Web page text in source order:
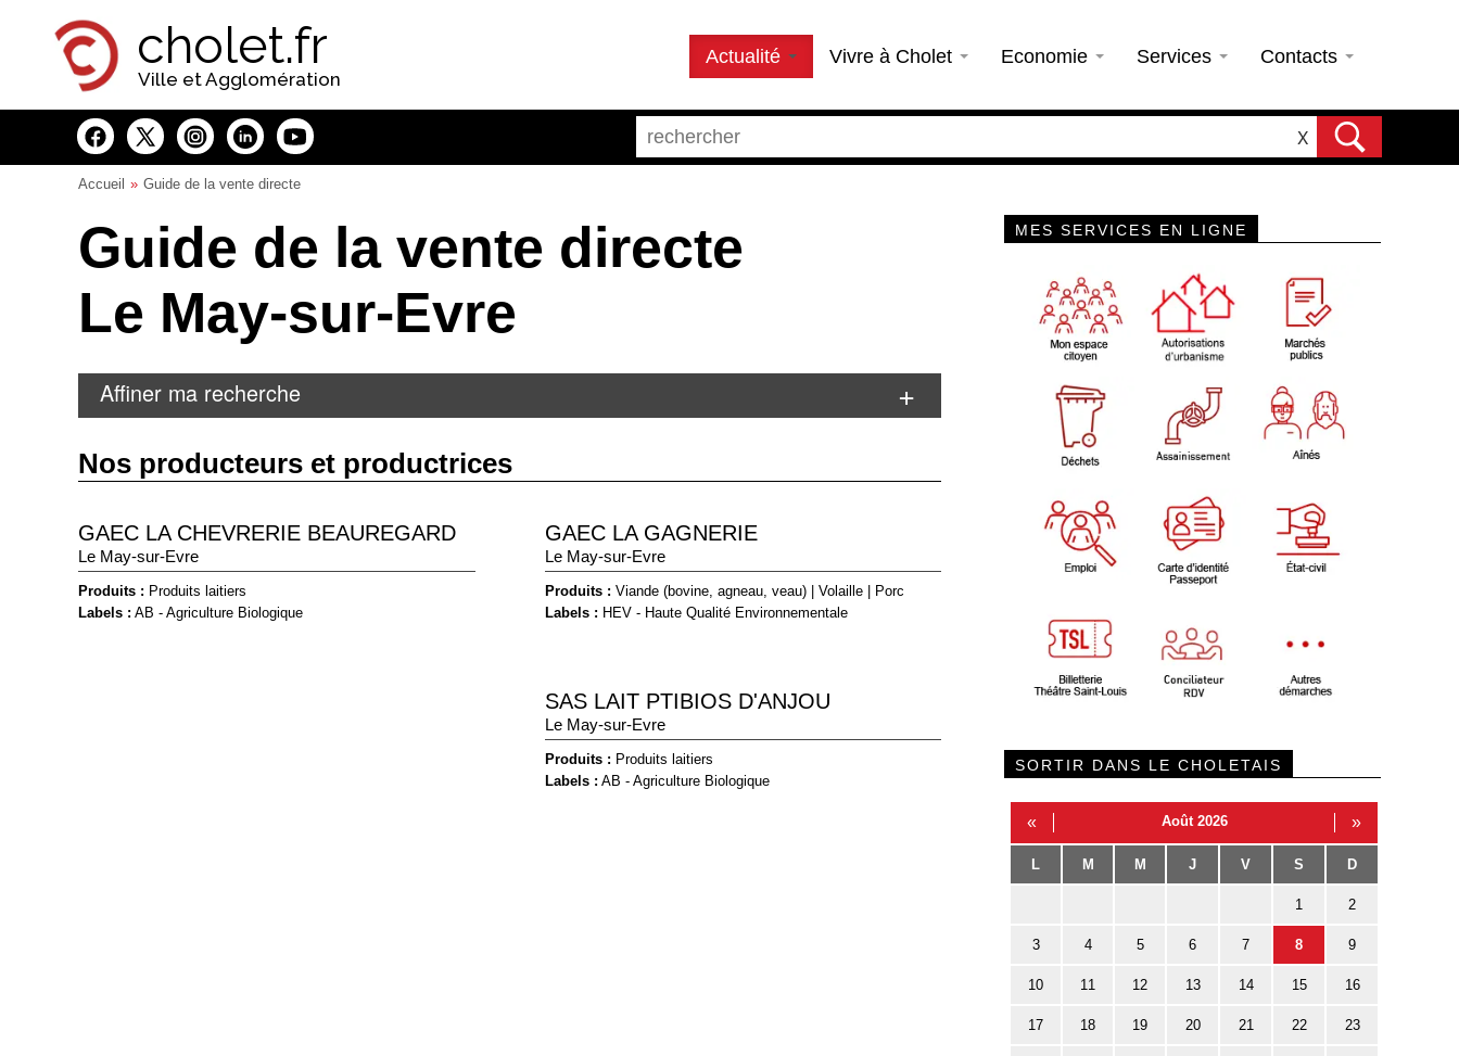
cholet.fr
Ville et Agglomération
Actualité Vivre à Cholet Economie Services Contacts
X
Accueil Guide de la vente directe
Guide de la vente directe
Le May-sur-Evre
Affiner ma recherche
Nos producteurs et productrices
GAEC LA CHEVRERIE BEAUREGARD
Le May-sur-Evre
Produits : Produits laitiers
Labels : AB - Agriculture Biologique
GAEC LA GAGNERIE
Le May-sur-Evre
Produits : Viande (bovine, agneau, veau)| Volaille|
Porc
Labels : HEV - Haute Qualité Environnementale
SAS LAIT PTIBIOS D'ANJOU
Le May-sur-Evre
Produits : Produits laitiers
Labels : AB - Agriculture Biologique
MES SERVICES EN LIGNE
SORTIR DANS LE CHOLETAIS
« Août 2026 »
L M M J V S D
1 2
3 4 5 6 7 8 9
10 11 12 13 14 15 16
17 18 19 20 21 22 23